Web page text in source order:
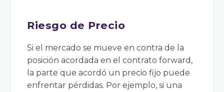
Riesgo de Precio
Si el mercado se mueve en contra de la
posición acordada en el contrato forward,
la parte que acordó un precio fijo puede
enfrentar pérdidas. Por ejemplo, si una